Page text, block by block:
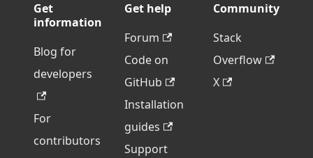
Get
information
Blog for
developers
For
contributors
Get help
Forum
Code on
GitHub
Installation
guides
Support
Community
Stack
Overflow
X